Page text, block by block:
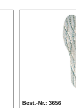
Best.-Nr.: 3656